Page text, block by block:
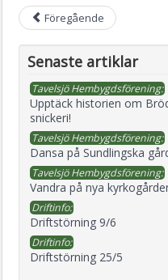
Föregående
Senaste artiklar
Tavelsjö Hembygdsförening:
Upptäck historien om
snickeri!
Tavelsjö Hembygdsförening:
Dansa på Sundlingska
Tavelsjö Hembygdsförening:
Vandra på nya
Driftinfo:
Driftstörning 9/6
Driftinfo:
Driftstörning 25/5